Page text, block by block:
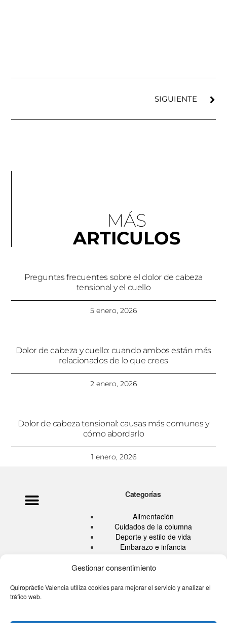
Gestionar consentimiento
Quiropràctic Valencia utiliza cookies para mejorar el servicio y analizar el
tráfico web.
SIGUIENTE
MÁS
ARTICULOS
Preguntas frecuentes sobre el dolor de cabeza
tensional y el cuello
5 enero, 2026
Dolor de cabeza y cuello: cuando ambos están más
relacionados de lo que crees
2 enero, 2026
Dolor de cabeza tensional: causas más comunes y
cómo abordarlo
1 enero, 2026
Categorías
Alimentación
Cuidados de la columna
Deporte y estilo de vida
Embarazo e infancia
Quiropráctica
Sin categoría